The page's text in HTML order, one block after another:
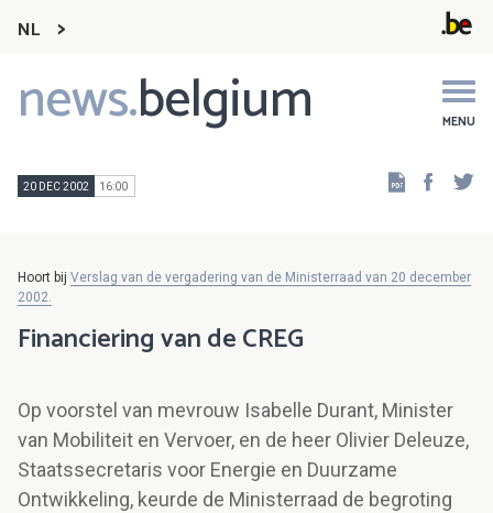
NL
news.belgium MENU
Main
navigation
20 DEC 2002 16:00
Hoort bij Verslag van de vergadering van de Ministerraad van 20 december
2002.
Financiering van de CREG
Op voorstel van mevrouw Isabelle Durant, Minister
van Mobiliteit en Vervoer, en de heer Olivier Deleuze,
Staatssecretaris voor Energie en Duurzame
Ontwikkeling, keurde de Ministerraad de begroting